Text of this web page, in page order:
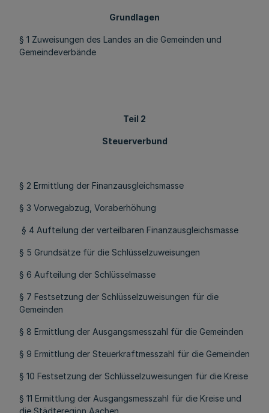
Grundlagen
§ 1 Zuweisungen des Landes an die Gemeinden und
Gemeindeverbände
Teil 2
Steuerverbund
§ 2 Ermittlung der Finanzausgleichsmasse
§ 3 Vorwegabzug, Voraberhöhung
§ 4 Aufteilung der verteilbaren Finanzausgleichsmasse
§ 5 Grundsätze für die Schlüsselzuweisungen
§ 6 Aufteilung der Schlüsselmasse
§ 7 Festsetzung der Schlüsselzuweisungen für die
Gemeinden
§ 8 Ermittlung der Ausgangsmesszahl für die Gemeinden
§ 9 Ermittlung der Steuerkraftmesszahl für die Gemeinden
§ 10 Festsetzung der Schlüsselzuweisungen für die Kreise
§ 11 Ermittlung der Ausgangsmesszahl für die Kreise und
die Städteregion Aachen